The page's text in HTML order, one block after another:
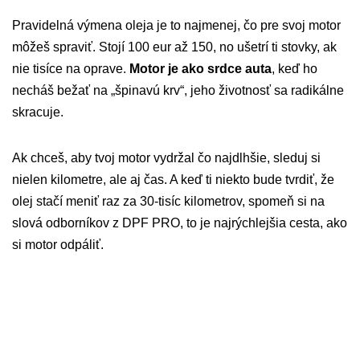
Pravidelná výmena oleja je to najmenej, čo pre svoj motor
môžeš spraviť. Stojí 100 eur až 150, no ušetrí ti stovky, ak
nie tisíce na oprave. Motor je ako srdce auta, keď ho
necháš bežať na „špinavú krv“, jeho životnosť sa radikálne
skracuje.
Ak chceš, aby tvoj motor vydržal čo najdlhšie, sleduj si
nielen kilometre, ale aj čas. A keď ti niekto bude tvrdiť, že
olej stačí meniť raz za 30-tisíc kilometrov, spomeň si na
slová odborníkov z DPF PRO, to je najrýchlejšia cesta, ako
si motor odpáliť.